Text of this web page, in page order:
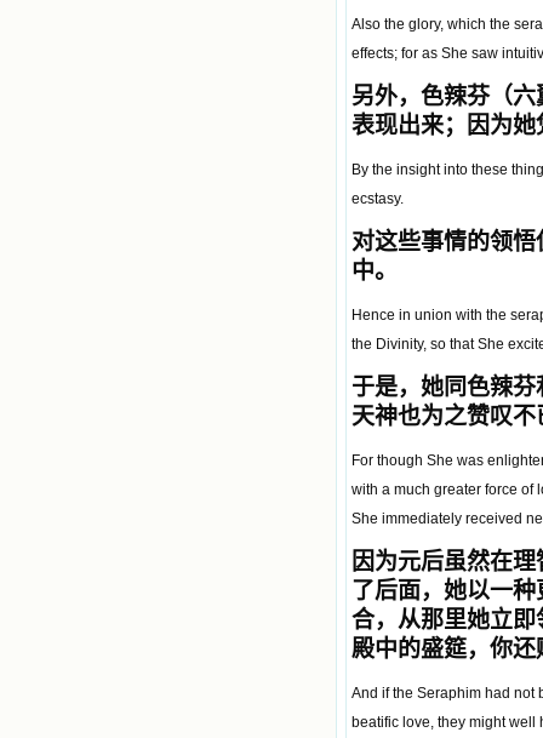
Also the glory, which the
effects; for as She saw
另外，色辣芬（
表现出来；因为
By the insight into these
ecstasy.
对这些事情的领
中。
Hence in union with the
the Divinity, so that She
于是，她同色辣
天神也为之赞叹不
For though She was
with a much greater force of
She immediately received
因为元后虽然在
了后面，她以一
合，从那里她立
殿中的盛筵，你
And if the Seraphim had not
beatific love, they might